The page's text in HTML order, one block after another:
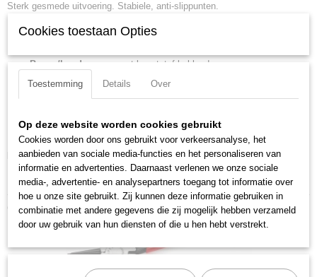
Productcode leverancier
44 11 J2
0,14 Kg
18 x 4,80 x 1,20 cm
Sterk gesmede uitvoering. Stabiele, anti-slippunten.
Lengte: 180 mm
Benen/handgrepen:
met kunststof bekleed
Kop afwerking:
gepolijst
Capaciteit voor boorwijdte:19 - 60 mm
Downloads:
Datasheet specificaties
Ook interessant
Cookies toestaan Opties
Toestemming Details Over
Op deze website worden cookies gebruikt
Cookies worden door ons gebruikt voor verkeersanalyse, het
aanbieden van sociale media-functies en het personaliseren van
informatie en advertenties. Daarnaast verlenen we onze sociale
media-, advertentie- en analysepartners toegang tot informatie over
hoe u onze site gebruikt. Zij kunnen deze informatie gebruiken in
combinatie met andere gegevens die zij mogelijk hebben verzameld
door uw gebruik van hun diensten of die u hen hebt verstrekt.